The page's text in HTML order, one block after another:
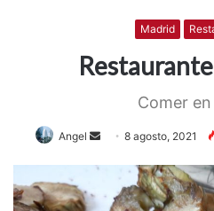
Madrid
Comer
Angel
d
8 agosto, 2021